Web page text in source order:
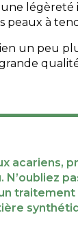
à
un peu
acariens,
N’oubliez